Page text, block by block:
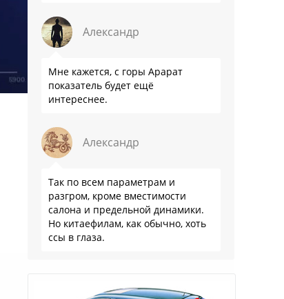
такое слово …
Александр
Мне кажется, с горы Арарат
показатель будет ещё
интереснее.
Александр
Так по всем параметрам и
разгром, кроме вместимости
салона и предельной динамики.
Но китаефилам, как обычно, хоть
ссы в глаза.